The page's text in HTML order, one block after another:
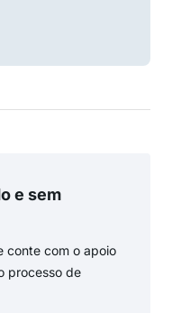
e sem
conte com o apoio
processo de